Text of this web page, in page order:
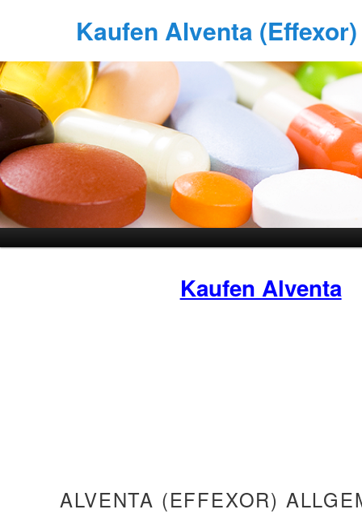
Kaufen Alventa
Kaufen Alventa
ALVENTA (EFFEXOR)